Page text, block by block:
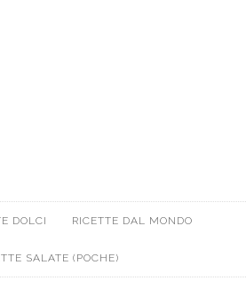
DOLCI RICETTE DAL MONDO
SALATE (POCHE)